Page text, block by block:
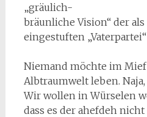
„gräulich-
bräunliche Vision“ der
eingestuften
Niemand möchte im Mief
Albtraumwelt leben.
Wir wollen in Würselen
dass es der ahefdeh